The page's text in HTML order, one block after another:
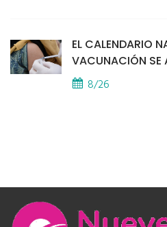
EL CALENDARIO
VACUNACIÓN SE
CAPS
8/26